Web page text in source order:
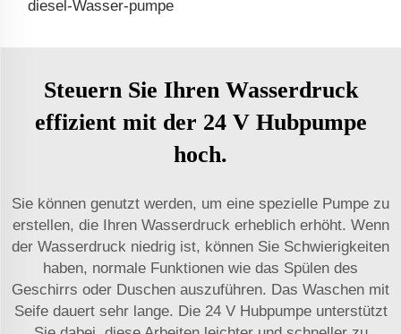
diesel-Wasser-pumpe
Steuern Sie Ihren Wasserdruck
effizient mit der 24 V Hubpumpe
hoch.
Sie können genutzt werden, um eine spezielle Pumpe zu
erstellen, die Ihren Wasserdruck erheblich erhöht. Wenn
der Wasserdruck niedrig ist, können Sie Schwierigkeiten
haben, normale Funktionen wie das Spülen des
Geschirrs oder Duschen auszuführen. Das Waschen mit
Seife dauert sehr lange. Die 24 V Hubpumpe unterstützt